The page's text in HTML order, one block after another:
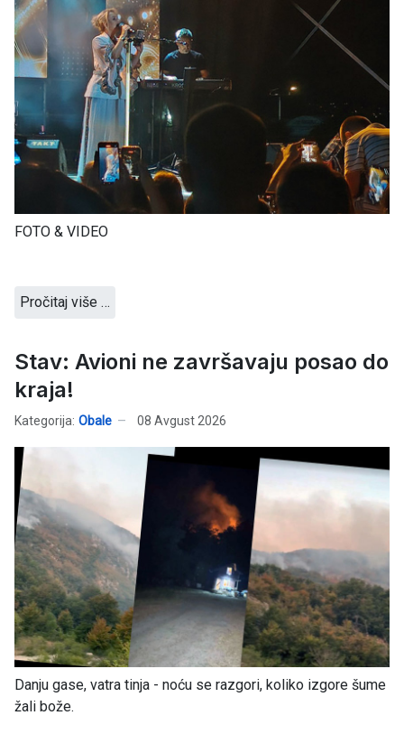
FOTO & VIDEO
Pročitaj više …
Stav: Avioni ne završavaju posao do
kraja!
Kategorija: Obale 08 Avgust 2026
Danju gase, vatra tinja - noću se razgori, koliko izgore šume
žali bože.